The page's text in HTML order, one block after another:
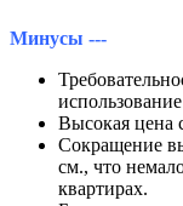
Минусы ---
Высокая цена
Сокращение
см., что
квартирах.